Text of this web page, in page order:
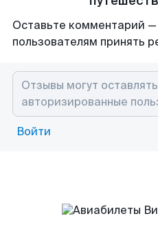
Оставьте комментарий
пользователям принять
Войти